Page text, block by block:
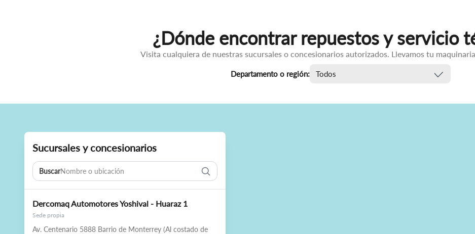
¿Dónde encontrar repuestos y servicio
Visita cualquiera de nuestras sucursales o concesionarios autorizados. Llevamos tu
Departamento o región:
Sucursales y concesionarios
Buscar
Dercomaq Automotores Yoshival - Huaraz 1
Sede propia
Av. Centenario 5888 Barrio de Monterrey (Al costado de